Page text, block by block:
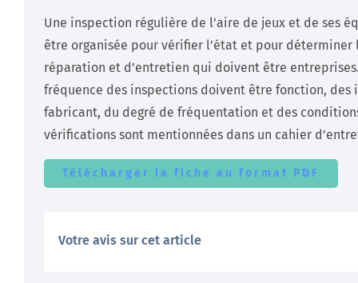
Une inspection régulière de l’aire de jeux et de ses
être organisée pour vérifier l’état et pour déterminer
réparation et d’entretien qui doivent être
fréquence des inspections doivent être fonction, des
fabricant, du degré de fréquentation et des
vérifications sont mentionnées dans un cahier
Télécharger la fiche au format PDF
Votre avis sur cet article